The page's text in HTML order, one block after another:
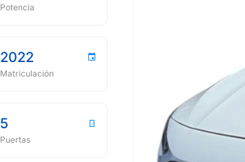
Potencia
2022
Matriculación
5
Puertas